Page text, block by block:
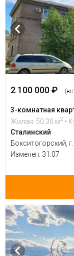
2 100 000 ₽
3-комнатная
Жилая: 50.30 м2 •
Сталинский
Бокситогорский,
Изменен: 31.07